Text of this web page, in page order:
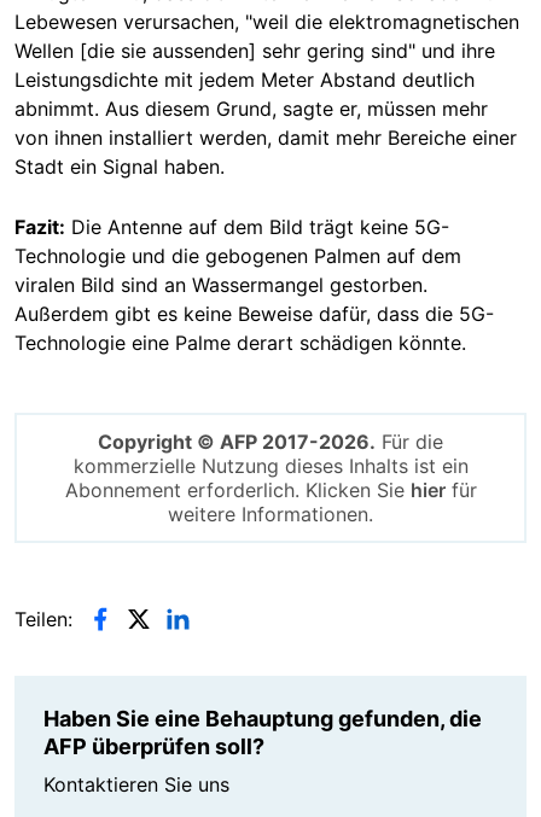
Lebewesen verursachen, "weil die elektromagnetischen
Wellen [die sie aussenden] sehr gering sind" und ihre
Leistungsdichte mit jedem Meter Abstand deutlich
abnimmt. Aus diesem Grund, sagte er, müssen mehr
von ihnen installiert werden, damit mehr Bereiche einer
Stadt ein Signal haben.
Fazit: Die Antenne auf dem Bild trägt keine 5G-
Technologie und die gebogenen Palmen auf dem
viralen Bild sind an Wassermangel gestorben.
Außerdem gibt es keine Beweise dafür, dass die 5G-
Technologie eine Palme derart schädigen könnte.
Copyright © AFP 2017-2026. Für die
kommerzielle Nutzung dieses Inhalts ist ein
Abonnement erforderlich. Klicken Sie hierfür
weitere Informationen.
Teilen:
Haben Sie eine Behauptung gefunden, die
AFP überprüfen soll?
Kontaktieren Sie uns